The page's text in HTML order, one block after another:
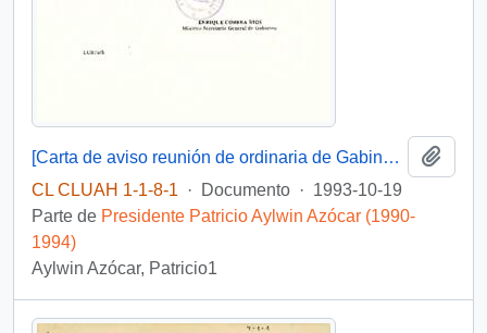
[Carta de aviso reunión de ordinaria de Gabinete Presidencial y Acta de Consejo de Gabinete]
CL CLUAH 1-1-8-1
· Documento · 1993-10-19
Parte de Presidente Patricio Aylwin Azócar (1990-
1994)
Aylwin Azócar, Patricio1